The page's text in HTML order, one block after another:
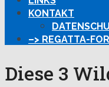
KONTAKT
–> REGATTA-
Diese 3